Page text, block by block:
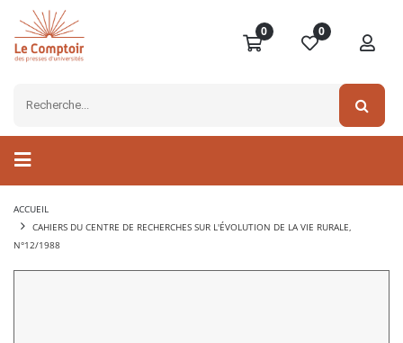
0 0
ACCUEIL
CAHIERS DU CENTRE DE RECHERCHES SUR L'ÉVOLUTION DE LA VIE RURALE,
N°12/1988